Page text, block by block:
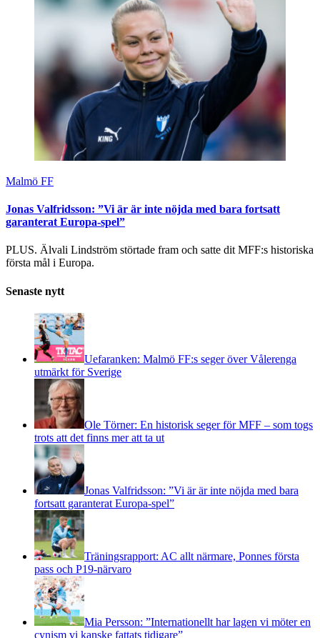
Malmö FF
Jonas Valfridsson: ”Vi är är inte nöjda med bara fortsatt
garanterat Europa-spel”
PLUS. Älvali Lindström störtade fram och satte dit MFF:s historiska
första mål i Europa.
Senaste nytt
Uefaranken: Malmö FF:s seger över Vålerenga
utmärkt för Sverige
Ole Törner: En historisk seger för MFF – som togs
trots att det finns mer att ta ut
Jonas Valfridsson: ”Vi är är inte nöjda med bara
fortsatt garanterat Europa-spel”
Träningsrapport: AC allt närmare, Ponnes första
pass och P19-närvaro
Mia Persson: ”Internationellt har lagen vi möter en
cynism vi kanske fattats tidigare”